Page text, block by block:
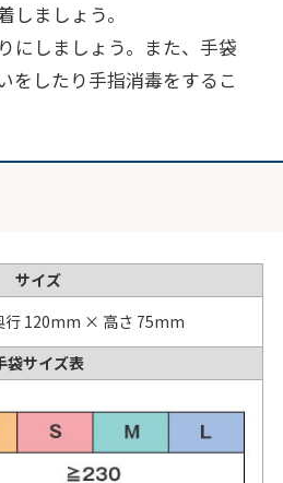
しましょう。
にしましょう。また、手袋
をしたり手指消毒をするこ
サイズ
120mm × 高さ 75mm
袋サイズ表